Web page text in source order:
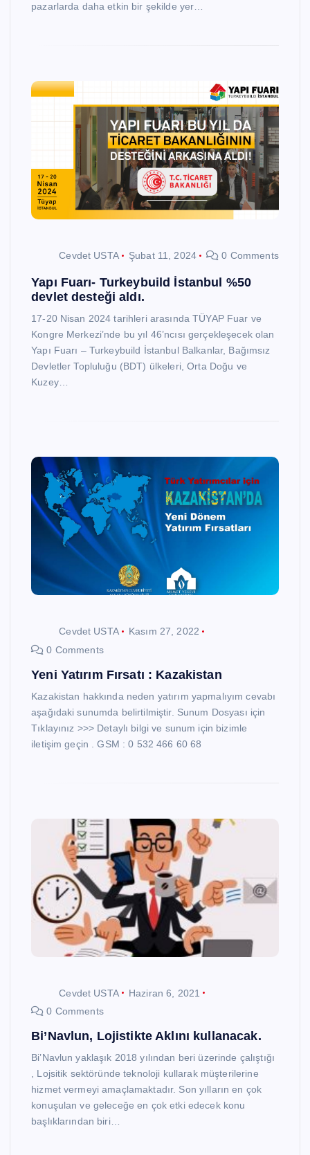
pazarlarda daha etkin bir şekilde yer…
Cevdet USTA Şubat 11, 2024 0 Comments
Yapı Fuarı- Turkeybuild İstanbul %50
devlet desteği aldı.
17-20 Nisan 2024 tarihleri arasında TÜYAP Fuar ve
Kongre Merkezi’nde bu yıl 46’ncısı gerçekleşecek olan
Yapı Fuarı – Turkeybuild İstanbul Balkanlar, Bağımsız
Devletler Topluluğu (BDT) ülkeleri, Orta Doğu ve
Kuzey…
Cevdet USTA
Kasım 27, 2022
0 Comments
Yeni Yatırım Fırsatı : Kazakistan
Kazakistan hakkında neden yatırım yapmalıyım cevabı
aşağıdaki sunumda belirtilmiştir. Sunum Dosyası için
Tıklayınız >>> Detaylı bilgi ve sunum için bizimle
iletişim geçin . GSM : 0 532 466 60 68
Cevdet USTA
Haziran 6, 2021
0 Comments
Bi’Navlun, Lojistikte Aklını kullanacak.
Bi’Navlun yaklaşık 2018 yılından beri üzerinde çalıştığı
, Lojsitik sektöründe teknoloji kullarak müşterilerine
hizmet vermeyi amaçlamaktadır. Son yılların en çok
konuşulan ve geleceğe en çok etki edecek konu
başlıklarından biri…